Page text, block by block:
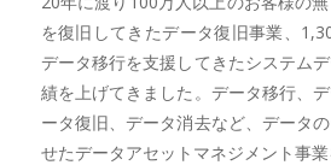
を復旧してきたデータ復旧事業、
データ移行を支援してきたシステム
績を上げてきました。データ移行、
ータ復旧、データ消去など、データ
せたデータアセットマネジメント事